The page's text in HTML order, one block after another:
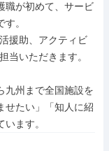
職が初めて、サービ
。
援助、アクティビ
当いただきます。
九州まで全国施設を
せたい」「知人に紹
ます。